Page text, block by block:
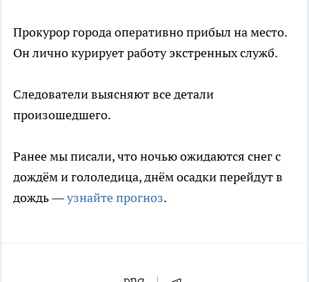
Прокурор города оперативно прибыл на место.
Он лично курирует работу экстренных служб.
Следователи выясняют все детали
произошедшего.
Ранее мы писали, что ночью ожидаются снег с
дождём и гололедица, днём осадки перейдут в
дождь —узнайте прогноз.